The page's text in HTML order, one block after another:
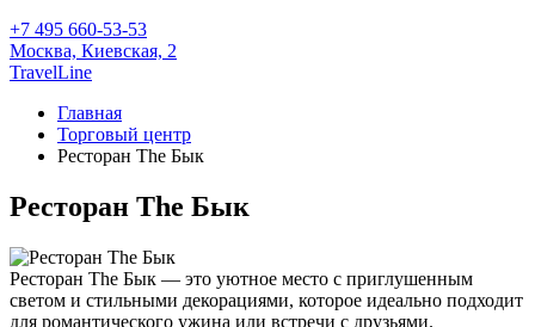
+7 495 660-53-53
Москва, Киевская, 2
TravelLine
Главная
Торговый центр
Ресторан The Бык
Ресторан The Бык
Ресторан The Бык — это уютное место с приглушенным
светом и стильными декорациями, которое идеально подходит
для романтического ужина или встречи с друзьями.